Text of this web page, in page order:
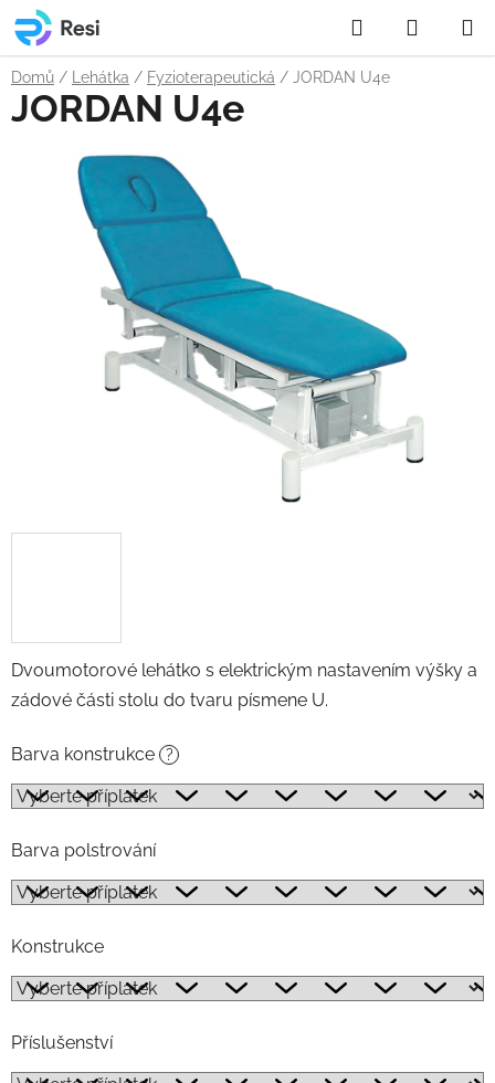
Přejít
na
obsah
Hledat
KOŠÍK
Domů / Lehátka / Fyzioterapeutická / JORDAN U4e
Dvoumotorové lehátko s elektrickým nastavením výšky a
zádové části stolu do tvaru písmene U.
Barva konstrukce ?
Barva polstrování
Konstrukce
Příslušenství
JORDAN U4e